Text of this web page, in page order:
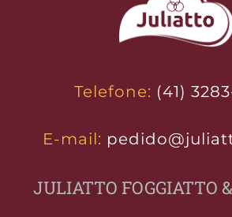
Telefone: (41)
E-mail:
JULIATTO FOGGIATTO